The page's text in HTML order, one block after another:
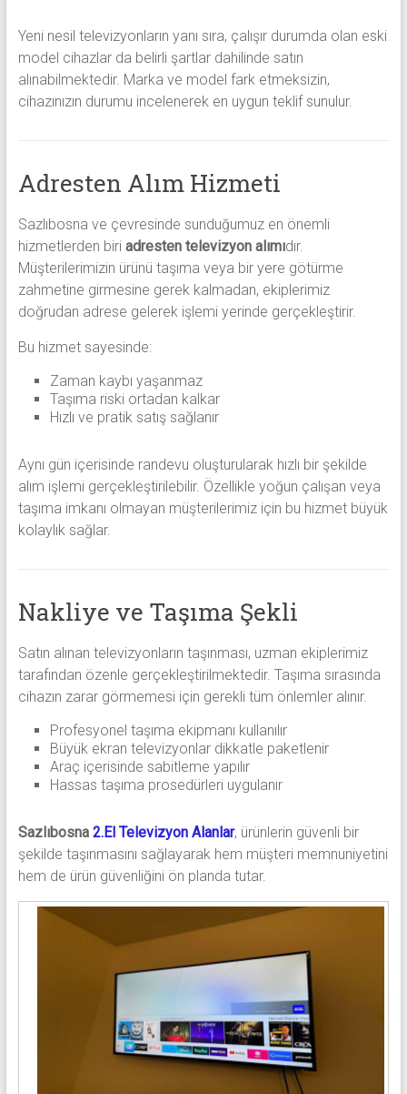
Yeni nesil televizyonların yanı sıra, çalışır durumda olan eski
model cihazlar da belirli şartlar dahilinde satın
alınabilmektedir. Marka ve model fark etmeksizin,
cihazınızın durumu incelenerek en uygun teklif sunulur.
Adresten Alım Hizmeti
Sazlıbosna ve çevresinde sunduğumuz en önemli
hizmetlerden biri adresten televizyon alımıdır.
Müşterilerimizin ürünü taşıma veya bir yere götürme
zahmetine girmesine gerek kalmadan, ekiplerimiz
doğrudan adrese gelerek işlemi yerinde gerçekleştirir.
Bu hizmet sayesinde:
Zaman kaybı yaşanmaz
Taşıma riski ortadan kalkar
Hızlı ve pratik satış sağlanır
Aynı gün içerisinde randevu oluşturularak hızlı bir şekilde
alım işlemi gerçekleştirilebilir. Özellikle yoğun çalışan veya
taşıma imkanı olmayan müşterilerimiz için bu hizmet büyük
kolaylık sağlar.
Nakliye ve Taşıma Şekli
Satın alınan televizyonların taşınması, uzman ekiplerimiz
tarafından özenle gerçekleştirilmektedir. Taşıma sırasında
cihazın zarar görmemesi için gerekli tüm önlemler alınır.
Profesyonel taşıma ekipmanı kullanılır
Büyük ekran televizyonlar dikkatle paketlenir
Araç içerisinde sabitleme yapılır
Hassas taşıma prosedürleri uygulanır
Sazlıbosna 2.El Televizyon Alanlar, ürünlerin güvenli bir
şekilde taşınmasını sağlayarak hem müşteri memnuniyetini
hem de ürün güvenliğini ön planda tutar.